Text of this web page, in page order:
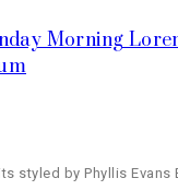
Morning
styled by Phyllis Evans